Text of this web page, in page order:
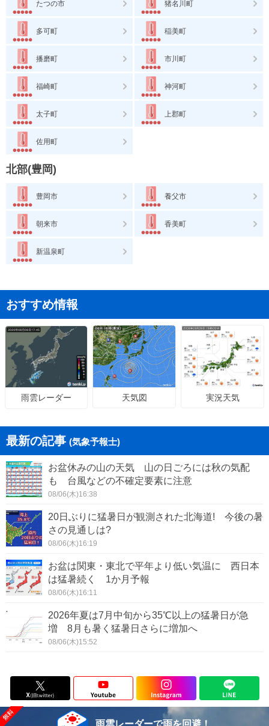
たつの市 猪名川町
多可町 稲美町
播磨町 市川町
福崎町 神河町
太子町 上郡町
佐用町
北部(豊岡)
豊岡市 養父市
朝来市 香美町
新温泉町
おすすめ情報
雨雲レーダー 天気図 実況天気
最新の記事 (気象予報士)
お盆休みの山の天気 山の日ごろには秋の気配
も 台風などの不確定要素に注意
08/06(木)16:38
20日ぶりに猛暑日が観測された北海道! 今後の暑
さの見通しは?
08/06(木)16:19
お盆は関東・東北で平年より低い気温に 西日本
は猛暑続く 1か月予報
08/06(木)16:11
2026年夏は7月中旬から35℃以上の猛暑日が急
増 8月も暑く猛暑日さらに増加へ
08/06(木)15:52
雨雲レーダーで雨を回避！